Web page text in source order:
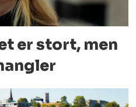
er stort, men